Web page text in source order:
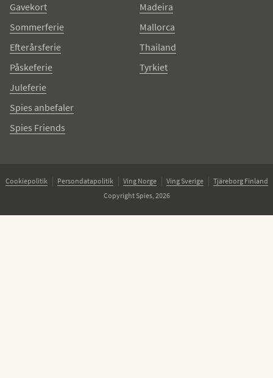
Gavekort
Sommerferie
Efterårsferie
Påskeferie
Juleferie
Spies anbefaler
Spies Friends
Madeira
Mallorca
Thailand
Tyrkiet
Cookiepolitik Persondatapolitik Ving Norge Ving Sverige
Tjäreborg Finland
Copyright Spies, 2026